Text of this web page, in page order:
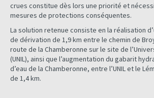
crues constitue dès lors une priorité et
mesures de protections conséquentes.
La solution retenue consiste en la réalisation
de dérivation de 1,9 km entre le chemin de
route de la Chamberonne sur le site de
(UNIL), ainsi que l’augmentation du gabarit
d’eau de la Chamberonne, entre l’UNIL et le
de 1,4 km.